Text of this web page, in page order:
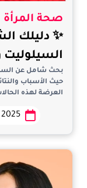
صحة المرأة
✨ دليلك
السيلوليت
بحث شامل عن
حيث الأسباب
العرضة لهذه
2025